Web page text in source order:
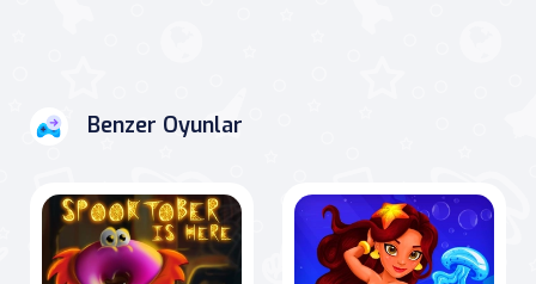
Benzer Oyunlar